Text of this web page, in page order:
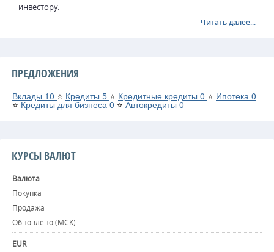
инвестору.
Читать далее...
ПРЕДЛОЖЕНИЯ
Вклады 10 ⭐ Кредиты 5 ⭐ Кредитные кредиты 0 ⭐ Ипотека 0
⭐Кредиты для бизнеса 0 ⭐Автокредиты 0
КУРСЫ ВАЛЮТ
Валюта
Покупка
Продажа
Обновлено (МСК)
EUR